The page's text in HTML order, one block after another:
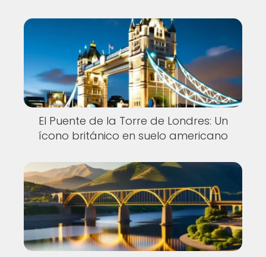
El Puente de la Torre de Londres: Un
ícono británico en suelo americano